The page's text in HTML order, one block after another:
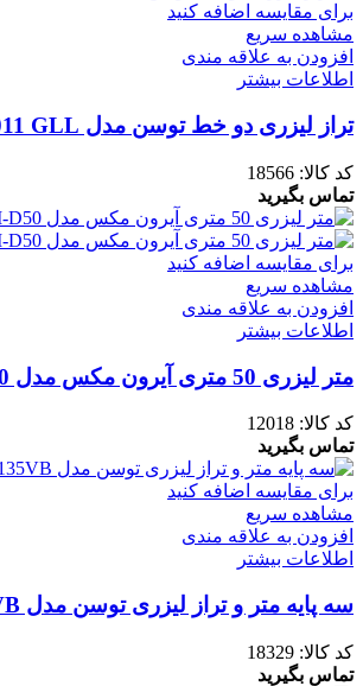
برای مقایسه اضافه کنید
مشاهده سریع
افزودن به علاقه مندی
اطلاعات بیشتر
تراز لیزری دو خط توسن مدل M2011 GLL
کد کالا: 18566
تماس بگیرید
برای مقایسه اضافه کنید
مشاهده سریع
افزودن به علاقه مندی
اطلاعات بیشتر
متر لیزری 50 متری آیرون مکس مدل IM-D50
کد کالا: 12018
تماس بگیرید
برای مقایسه اضافه کنید
مشاهده سریع
افزودن به علاقه مندی
اطلاعات بیشتر
سه پایه متر و تراز لیزری توسن مدل TT14-135VB
کد کالا: 18329
تماس بگیرید